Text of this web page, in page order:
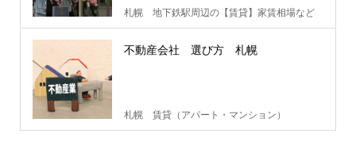
札幌 地下鉄駅周辺の【賃貸】家賃相場など
不動産会社 選び方 札幌
札幌 賃貸（アパート・マンション）